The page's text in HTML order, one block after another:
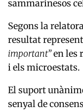
sammarinesos
Segons la
resultat
important”en les
i els microestats.
El suport
senyal de